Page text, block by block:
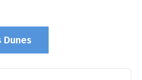
Dunes